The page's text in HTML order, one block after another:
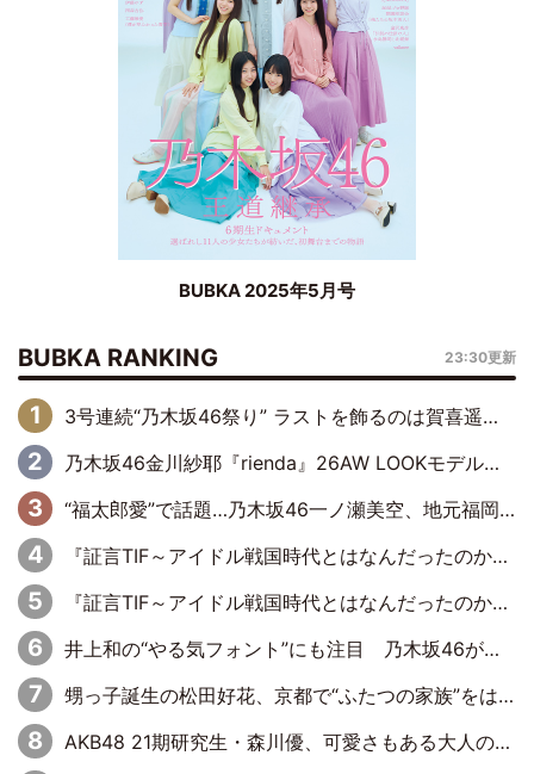
BUBKA 2025年5月号
BUBKA RANKING 23:30更新
3号連続“乃木坂46祭り” ラストを飾るのは賀喜遥香…5年ぶりの登場に「5年分大人になった私を見ていただけたら」
乃木坂46金川紗耶『rienda』26AW LOOKモデルに就任
“福太郎愛”で話題…乃木坂46一ノ瀬美空、地元福岡『めんべい25周年トップサポーター』に就任
『証言TIF～アイドル戦国時代とはなんだったのか～』第6回：でんぱ組.inc・古川未鈴×相沢梨紗「『ハロプロやりたかったな』って言ったら、夢眠ねむさんに『てめえはでんぱ組．incなんだよ！』って肩パンされて(笑)」
『証言TIF～アイドル戦国時代とはなんだったのか～』第11回：私立恵比寿中学・真山りか×安本彩花「TIFで10年ぶりのキョンシーメイクをしたら、場を完全に引かせてしまって。時代が変わったんだなって」
井上和の“やる気フォント”にも注目 乃木坂46が挑んだ書道パフォーマンスの舞台裏
甥っ子誕生の松田好花、京都で“ふたつの家族”をはしご！ “母”黒谷友香に見送られ、“父”松岡昌宏とはハシゴ酒
AKB48 21期研究生・森川優、可愛さもある大人の女性に